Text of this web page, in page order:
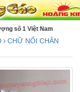
CHỮ NỔI CHÂN